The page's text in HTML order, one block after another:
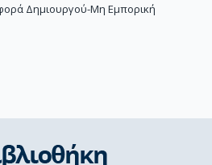
Δημιουργού-Μη Εμπορική